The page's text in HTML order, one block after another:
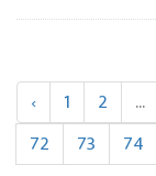
‹ 1 2 ...
72
73 74